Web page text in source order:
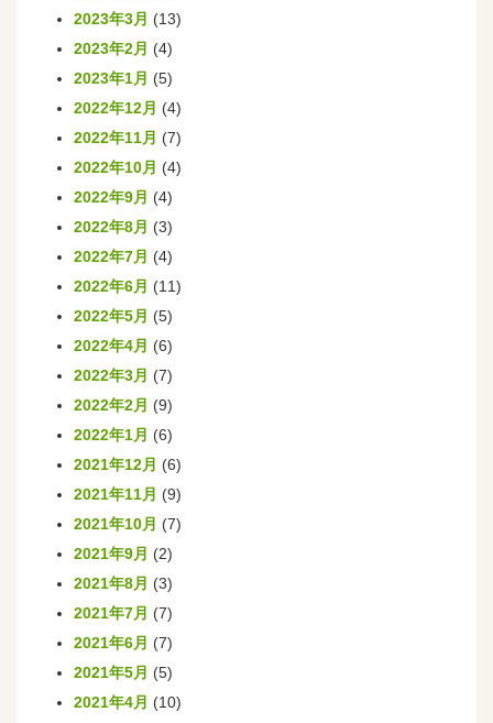
2023年3月 (13)
2023年2月 (4)
2023年1月 (5)
2022年12月 (4)
2022年11月 (7)
2022年10月 (4)
2022年9月 (4)
2022年8月 (3)
2022年7月 (4)
2022年6月 (11)
2022年5月 (5)
2022年4月 (6)
2022年3月 (7)
2022年2月 (9)
2022年1月 (6)
2021年12月 (6)
2021年11月 (9)
2021年10月 (7)
2021年9月 (2)
2021年8月 (3)
2021年7月 (7)
2021年6月 (7)
2021年5月 (5)
2021年4月 (10)